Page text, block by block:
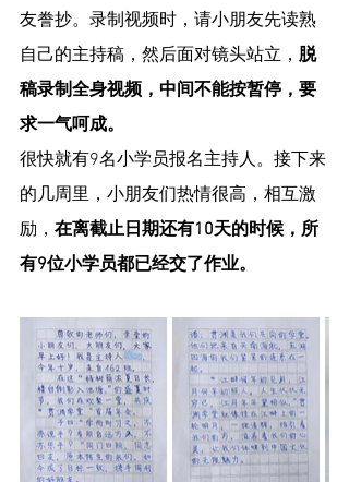
友誊抄。录制视频时，请小朋友先读熟
自己的主持稿，然后面对镜头站立， 脱
稿录制全身视频，中间不能按暂停，要
求一气呵成。
很快就有9名小学员报名主持人。接下来
的几周里，小朋友们热情很高，相互激
励， 在离截止日期还有10天的时候，所
有9位小学员都已经交了作业。